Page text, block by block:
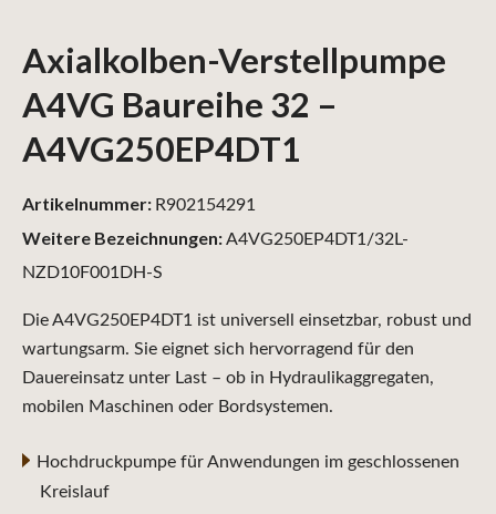
Axialkolben-Verstellpumpe
A4VG Baureihe 32 –
A4VG250EP4DT1
Die A4VG250EP4DT1 ist universell einsetzbar, robust und
wartungsarm. Sie eignet sich hervorragend für den
Dauereinsatz unter Last – ob in Hydraulikaggregaten,
mobilen Maschinen oder Bordsystemen.
Hochdruckpumpe für Anwendungen im geschlossenen
Kreislauf
Weitere Bezeichnungen:A4VG250EP4DT1/32L-
NZD10F001DH-S
Artikelnummer: R902154291